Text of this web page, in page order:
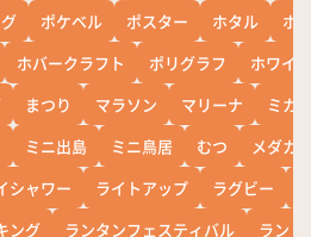
ポケベル ポスター ホタル
ホ
ホバークラフト ポリグラフ
ホワイ
まつり マラソン マリーナ
ミカ
ミニ出島 ミニ鳥居 むつ
メダカ
シャワー ライトアップ ラグビー
ング ランタンフェスティバル
ランド